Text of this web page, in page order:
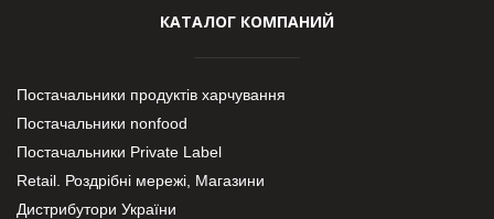
КАТАЛОГ КОМПАНИЙ
Постачальники продуктів харчування
Постачальники nonfood
Постачальники Private Label
Retail. Роздрібні мережі, Магазини
Дистрибутори України